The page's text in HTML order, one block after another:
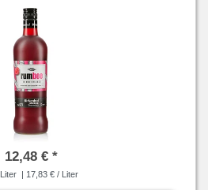
12,48 € *
Liter | 17,83 € / Liter